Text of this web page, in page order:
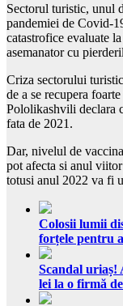
Sectorul turistic, unul
pandemiei de Covid-
catastrofice evaluate
asemanator cu
Criza sectorului
de a se recupera
Pololikashvili declara
fata de 2021.
Dar, nivelul de
pot afecta si anul
totusi anul 2022 va fi
Colosii lumii
forțele pentru
Scandal uriaș!
lei la o firmă